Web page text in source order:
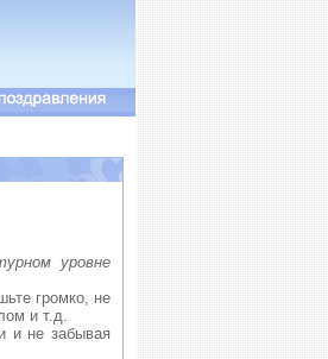
уровне
громко, не
и т.д.
и не забывая